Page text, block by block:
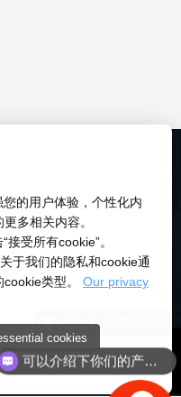
公司 版权所有 |粤ICP备
安备：10000
的用户体验，个性化内
多相关内容。
受所有cookie”。
于我们的隐私和cookie通
类型。 Our privacy
cookies
可以介绍下你们的产品么